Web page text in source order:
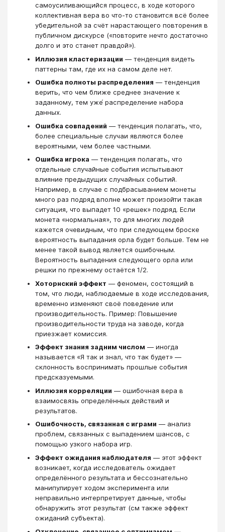
самоусиливающийся процесс, в ходе которого
коллективная вера во что-то становится всё более
убедительной за счёт нарастающего повторения в
публичном дискурсе («повторите нечто достаточно
долго и это станет правдой»).
Иллюзия кластеризации — тенденция видеть
паттерны там, где их на самом деле нет.
Ошибка полноты распределения — тенденция
верить, что чем ближе среднее значение к
заданному, тем уже́ распределение набора
данных.
Ошибка совпадений — тенденция полагать, что,
более специальные случаи являются более
вероятными, чем более частными.
Ошибка игрока — тенденция полагать, что
отдельные случайные события испытывают
влияние предыдущих случайных событий.
Например, в случае с подбрасыванием монеты
много раз подряд вполне может произойти такая
ситуация, что выпадет 10 «решек» подряд. Если
монета «нормальная», то для многих людей
кажется очевидным, что при следующем броске
вероятность выпадания орла будет больше. Тем не
менее такой вывод является ошибочным.
Вероятность выпадения следующего орла или
решки по прежнему остаётся 1/2.
Хоторнский эффект — феномен, состоящий в
том, что люди, наблюдаемые в ходе исследования,
временно изменяют своё поведение или
производительность. Пример: Повышение
производительности труда на заводе, когда
приезжает комиссия.
Эффект знания задним числом — иногда
называется «Я так и знал, что так будет» —
склонность воспринимать прошлые события
предсказуемыми.
Иллюзия корреляции — ошибочная вера в
взаимосвязь определённых действий и
результатов.
Ошибочность, связанная с играми — анализ
проблем, связанных с выпадением шансов, с
помощью узкого набора игр.
Эффект ожидания наблюдателя — этот эффект
возникает, когда исследователь ожидает
определённого результата и бессознательно
манипулирует ходом эксперимента или
неправильно интерпретирует данные, чтобы
обнаружить этот результат (см также эффект
ожиданий субъекта).